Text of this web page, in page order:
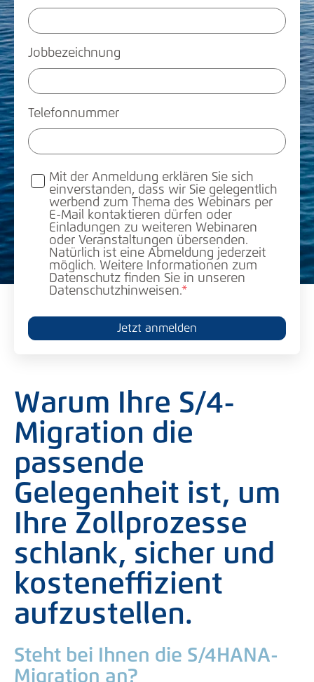
Jobbezeichnung
Telefonnummer
Mit der Anmeldung erklären Sie sich
einverstanden, dass wir Sie gelegentlich
werbend zum Thema des Webinars per
E-Mail kontaktieren dürfen oder
Einladungen zu weiteren Webinaren
oder Veranstaltungen übersenden.
Natürlich ist eine Abmeldung jederzeit
möglich. Weitere Informationen zum
Datenschutz finden Sie in unseren
Datenschutzhinweisen.*
Warum Ihre S/4-
Migration die
passende
Gelegenheit ist, um
Ihre Zollprozesse
schlank, sicher und
kosteneffizient
aufzustellen.
Steht bei Ihnen die S/4HANA-
Migration an?